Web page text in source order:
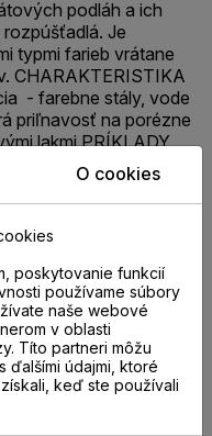
podláh a ich
Je
typmi farieb vrátane
CHARAKTERISTIKA
- farebne stály, vode
priľnavosť na porézne
lakmi PRÍKLADY
do 15% - spoje
spojov medzi
aj veľkoplošné) -
podláh a stenami
nájdete v
O cookies
poskytovanie funkcií
používame súbory
naše webové
v oblasti
Títo partneri môžu
ďalšími údajmi, ktoré
keď ste používali